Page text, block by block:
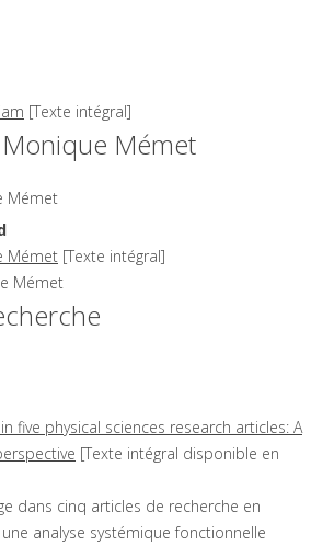
[Texte intégral]
Mémet
Mémet
Mémet [Texte intégral]
Mémet
five physical sciences research articles: A
[Texte intégral disponible en
dans cinq articles de recherche en
analyse systémique fonctionnelle